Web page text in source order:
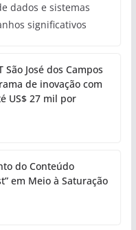
dados e sistemas
significativos
São José dos Campos
de inovação com
US$ 27 mil por
do Conteúdo
em Meio à Saturação